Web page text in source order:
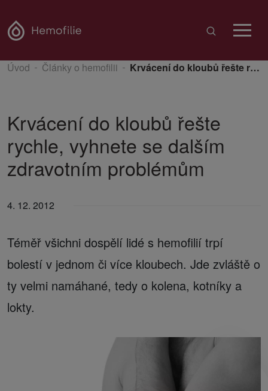
Úvod Články o hemofilii Krvácení do kloubů řešte rychle, vyhnete se dalším zdravotním problémům
Krvácení do kloubů řešte
rychle, vyhnete se dalším
zdravotním problémům
4. 12. 2012
Téměř všichni dospělí lidé s hemofilií trpí
bolestí v jednom či více kloubech. Jde zvláště o
ty velmi namáhané, tedy o kolena, kotníky a
lokty.